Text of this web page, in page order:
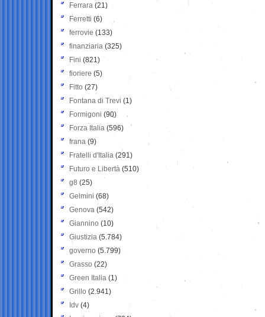
Ferrara (21)
Ferretti (6)
ferrovie (133)
finanziaria (325)
Fini (821)
fioriere (5)
Fitto (27)
Fontana di Trevi (1)
Formigoni (90)
Forza Italia (596)
frana (9)
Fratelli d'Italia (291)
Futuro e Libertà (510)
g8 (25)
Gelmini (68)
Genova (542)
Giannino (10)
Giustizia (5.784)
governo (5.799)
Grasso (22)
Green Italia (1)
Grillo (2.941)
Idv (4)